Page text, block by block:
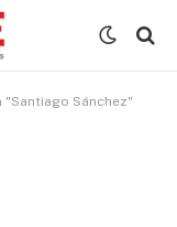
"Santiago Sánchez"